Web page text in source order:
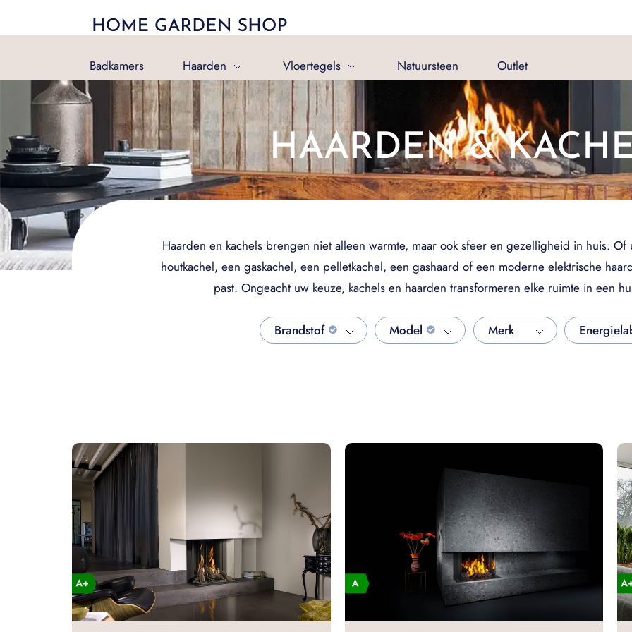
Badkamers Haarden Vloertegels Natuursteen Outlet
HAARDEN &
Haarden en kachels brengen niet alleen warmte, maar ook sfeer en gezelligheid in huis.
houtkachel, een gaskachel, een pelletkachel, een gashaard of een moderne elektrische
past. Ongeacht uw keuze, kachels en haarden transformeren elke ruimte in een
Brandstof Model Merk